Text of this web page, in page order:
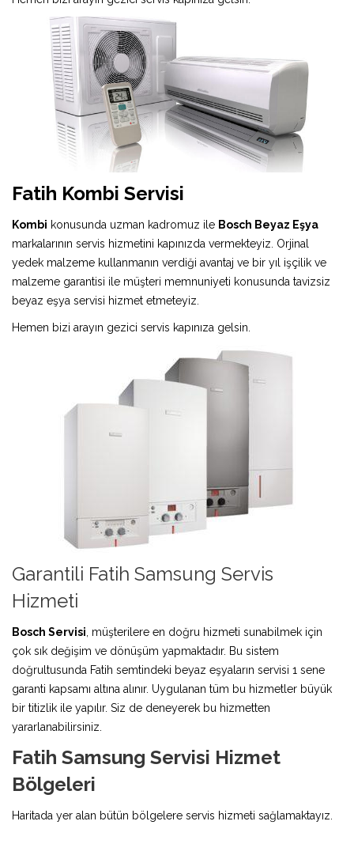
Fatih Kombi Servisi
Kombi konusunda uzman kadromuz ile Bosch Beyaz Eşya
markalarının servis hizmetini kapınızda vermekteyiz. Orjinal
yedek malzeme kullanmanın verdiği avantaj ve bir yıl işçilik ve
malzeme garantisi ile müşteri memnuniyeti konusunda tavizsiz
beyaz eşya servisi hizmet etmeteyiz.
Hemen bizi arayın gezici servis kapınıza gelsin.
Garantili Fatih Samsung Servis
Hizmeti
Bosch Servisi , müşterilere en doğru hizmeti sunabilmek için
çok sık değişim ve dönüşüm yapmaktadır. Bu sistem
doğrultusunda Fatih semtindeki beyaz eşyaların servisi 1 sene
garanti kapsamı altına alınır. Uygulanan tüm bu hizmetler büyük
bir titizlik ile yapılır. Siz de deneyerek bu hizmetten
yararlanabilirsiniz.
Fatih Samsung Servisi Hizmet
Bölgeleri
Haritada yer alan bütün bölgelere servis hizmeti sağlamaktayız.